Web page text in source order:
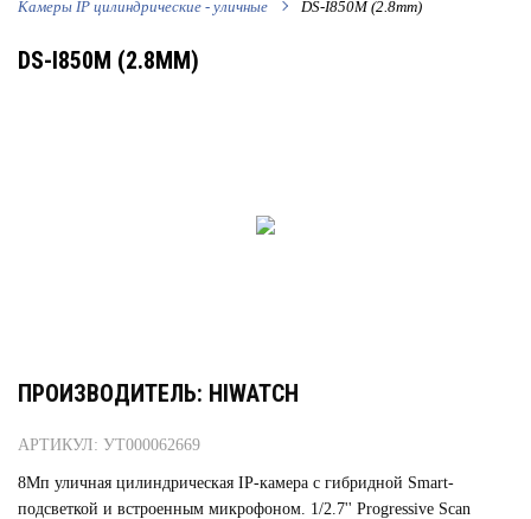
Камеры IP цилиндрические - уличные
DS-I850M (2.8mm)
DS-I850M (2.8MM)
ПРОИЗВОДИТЕЛЬ: HIWATCH
АРТИКУЛ: УТ000062669
8Мп уличная цилиндрическая IP-камера с гибридной Smart-
подсветкой и встроенным микрофоном. 1/2.7'' Progressive Scan